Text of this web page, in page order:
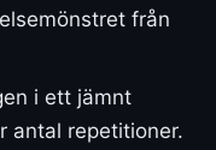
från
i ett jämnt
antal repetitioner.